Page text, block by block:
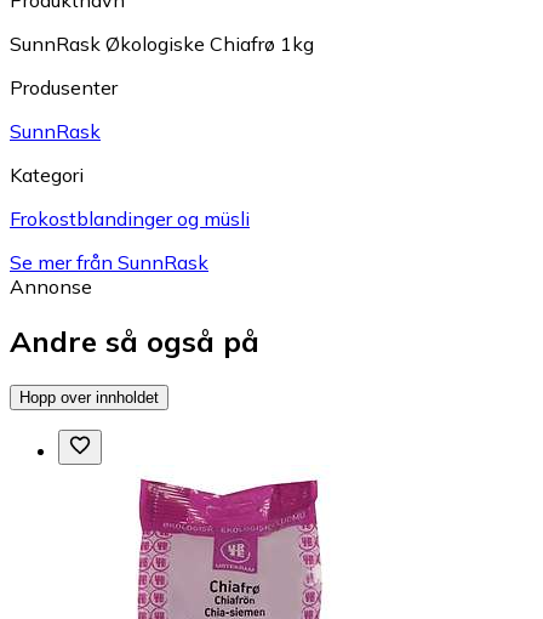
SunnRask Økologiske Chiafrø 1kg
Produsenter
SunnRask
Kategori
Frokostblandinger og müsli
Se mer från SunnRask
Annonse
Andre så også på
Hopp over innholdet